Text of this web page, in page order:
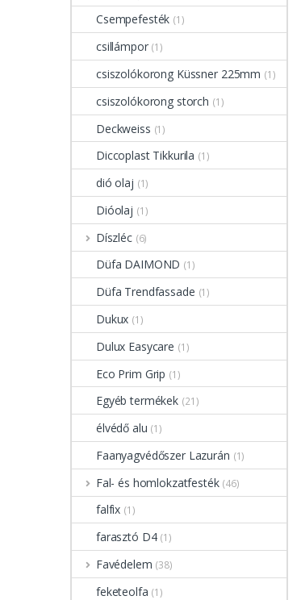
Csempefesték (1)
csillámpor (1)
csiszolókorong Küssner 225mm (1)
csiszolókorong storch (1)
Deckweiss (1)
Diccoplast Tikkurila (1)
dió olaj (1)
Dióolaj (1)
Díszléc (6)
Düfa DAIMOND (1)
Düfa Trendfassade (1)
Dukux (1)
Dulux Easycare (1)
Eco Prim Grip (1)
Egyéb termékek (21)
élvédő alu (1)
Faanyagvédőszer Lazurán (1)
Fal- és homlokzatfesték (46)
falfix (1)
farasztó D4 (1)
Favédelem (38)
feketeolfa (1)